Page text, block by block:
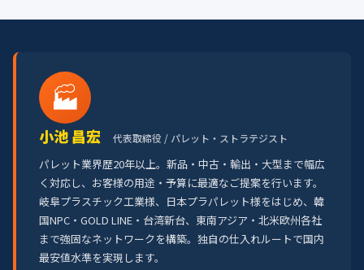
🏭
小池 昌宏 代表取締役 / パレット・ストラテジスト
パレット業界歴20年以上。新品・中古・輸出・大型まで幅広
く対応し、お客様の用途・予算に最適なご提案を行います。
岐阜プラスチック工業様、日本プラパレット様をはじめ、韓
国NPC・GOLD LINE・台湾新台、東南アジア・北米欧州各社
まで強固なネットワークを構築。独自の仕入れルートで国内
最安値水準を実現します。